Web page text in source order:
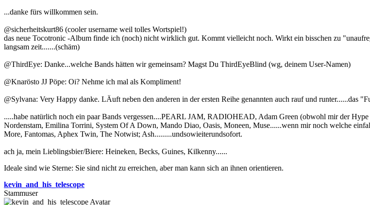
...danke fürs willkommen sein.
@sicherheitskurt86 (cooler username weil tolles Wortspiel!)
das neue Tocotronic -Album finde ich (noch) nicht wirklich gut. Kommt vielleicht noch. Wirkt ein bisschen zu
langsam zeit.......(schäm)
@ThirdEye: Danke...welche Bands hätten wir gemeinsam? Magst Du ThirdEyeBlind (wg, deinem User-Namen)
@Knarösto JJ Pöpe: Oi? Nehme ich mal als Kompliment!
@Sylvana: Very Happy danke. LÄuft neben den anderen in der ersten Reihe genannten auch rauf und runter......das
.....habe natürlich noch ein paar Bands vergessen....PEARL JAM, RADIOHEAD, Adam Green (obwohl mir der
Nordenstam, Emilina Torrini, System Of A Down, Mando Diao, Oasis, Moneen, Muse......wenn mir noch welche
More, Fantomas, Aphex Twin, The Notwist; Ash.........undsowieiterundsofort.
ach ja, mein Lieblingsbier/Biere: Heineken, Becks, Guines, Kilkenny......
Ideale sind wie Sterne: Sie sind nicht zu erreichen, aber man kann sich an ihnen orientieren.
kevin_and_his_telescope
Stammuser